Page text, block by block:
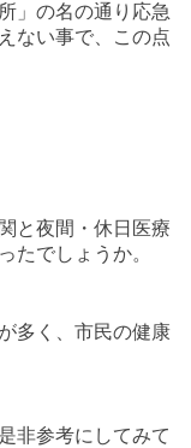
」の名の通り応急
ない事で、この点
と夜間・休日医療
たでしょうか。
多く、市民の健康
非参考にしてみて